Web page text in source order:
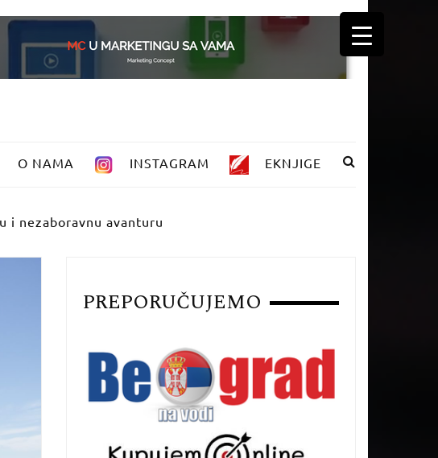
O NAMA INSTAGRAM EKNJIGE
i nezaboravnu avanturu
PREPORUČUJEMO